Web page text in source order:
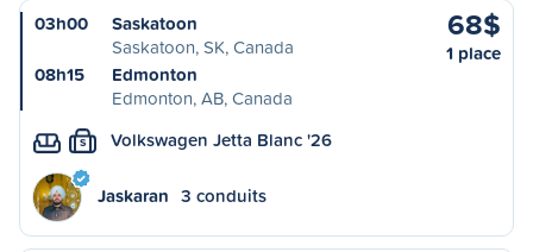
03h00
Saskatoon
Saskatoon, SK, Canada
08h15
Edmonton
Edmonton, AB, Canada
68$
1 place
S Volkswagen Jetta Blanc '26
Jaskaran 3 conduits